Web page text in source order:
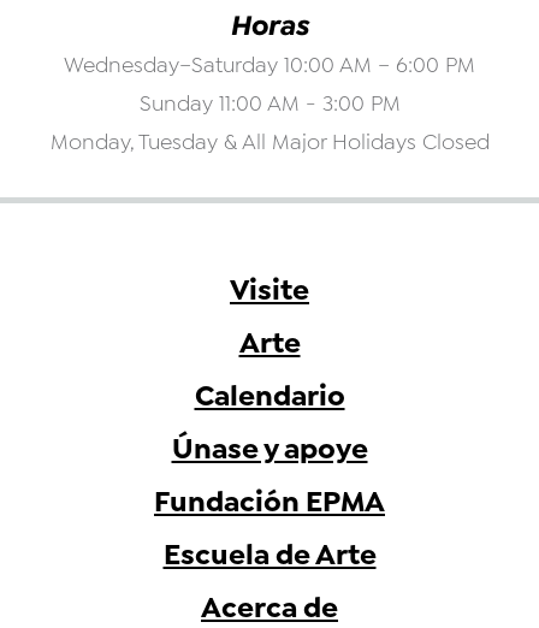
Horas
Wednesday–Saturday 10:00 AM – 6:00 PM
Sunday 11:00 AM - 3:00 PM
Monday, Tuesday & All Major Holidays Closed
Visite
Arte
Calendario
Únase y apoye
Fundación EPMA
Escuela de Arte
Acerca de